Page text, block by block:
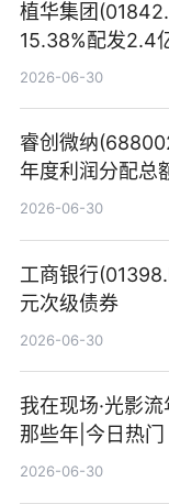
植华集团
15.38%配发2.4
港元
2026-06-30
睿创微纳
年度利润分配总
2026-06-30
工商银行
元次级债券
2026-06-30
我在现场·光影
那些年|今日热门
2026-06-30